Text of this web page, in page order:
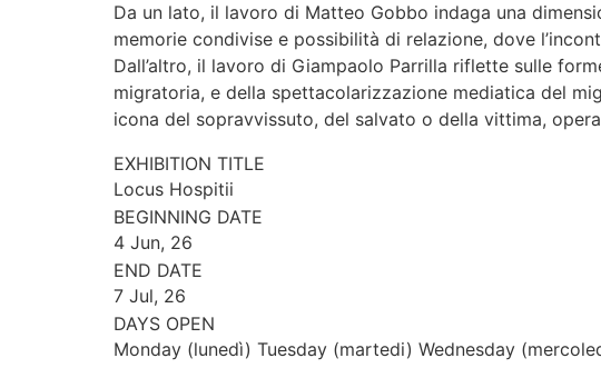
Da un lato, il lavoro di Matteo Gobbo indaga una
memorie condivise e possibilità di relazione, dove
Dall’altro, il lavoro di Giampaolo Parrilla riflette sulle
migratoria, e della spettacolarizzazione mediatica del
icona del sopravvissuto, del salvato o della vittima,
EXHIBITION TITLE
Locus Hospitii
BEGINNING DATE
4 Jun, 26
END DATE
7 Jul, 26
DAYS OPEN
Monday (lunedì) Tuesday (martedi) Wednesday